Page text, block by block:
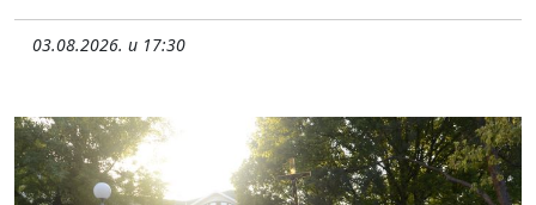
03.08.2026. u 17:30